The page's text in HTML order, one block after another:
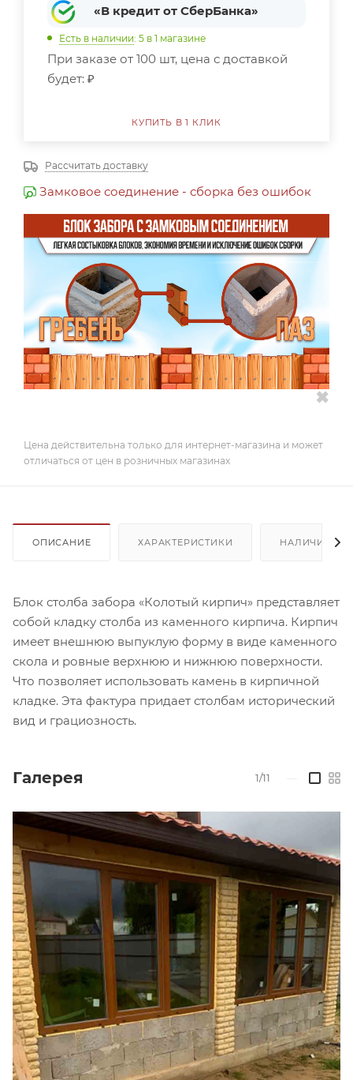
«В кредит от СберБанка»
Есть в наличии: 5 в 1 магазине
При заказе от 100 шт, цена с доставкой
будет: ₽
КУПИТЬ В 1 КЛИК
Рассчитать доставку
Замковое соединение - сборка без ошибок
✖
Цена действительна только для интернет-магазина и может
отличаться от цен в розничных магазинах
ОПИСАНИЕ ХАРАКТЕРИСТИКИ НАЛИЧИЕ
Блок столба забора «Колотый кирпич» представляет
собой кладку столба из каменного кирпича. Кирпич
имеет внешнюю выпуклую форму в виде каменного
скола и ровные верхнюю и нижнюю поверхности.
Что позволяет использовать камень в кирпичной
кладке. Эта фактура придает столбам исторический
вид и грациозность.
Галерея 1/11